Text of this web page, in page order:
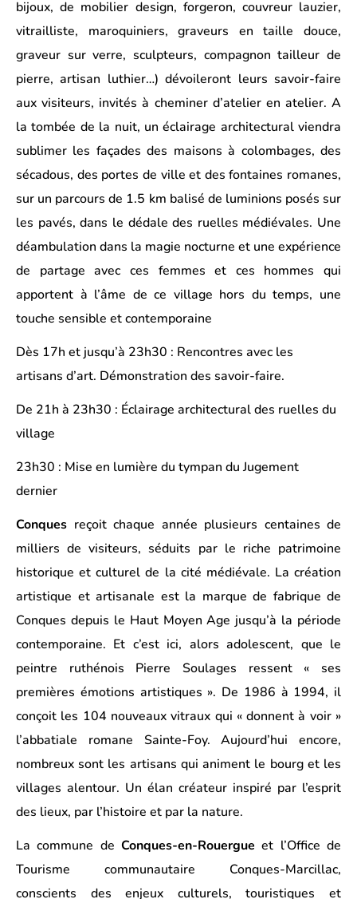
bijoux, de mobilier design, forgeron, couvreur lauzier,
vitrailliste, maroquiniers, graveurs en taille douce,
graveur sur verre, sculpteurs, compagnon tailleur de
pierre, artisan luthier…) dévoileront leurs savoir-faire
aux visiteurs, invités à cheminer d’atelier en atelier. A
la tombée de la nuit, un éclairage architectural viendra
sublimer les façades des maisons à colombages, des
sécadous, des portes de ville et des fontaines romanes,
sur un parcours de 1.5 km balisé de luminions posés sur
les pavés, dans le dédale des ruelles médiévales. Une
déambulation dans la magie nocturne et une expérience
de partage avec ces femmes et ces hommes qui
apportent à l’âme de ce village hors du temps, une
touche sensible et contemporaine
Dès 17h et jusqu’à 23h30 : Rencontres avec les
artisans d’art. Démonstration des savoir-faire.
De 21h à 23h30 : Éclairage architectural des ruelles du
village
23h30 : Mise en lumière du tympan du Jugement
dernier
Conques reçoit chaque année plusieurs centaines de
milliers de visiteurs, séduits par le riche patrimoine
historique et culturel de la cité médiévale. La création
artistique et artisanale est la marque de fabrique de
Conques depuis le Haut Moyen Age jusqu’à la période
contemporaine. Et c’est ici, alors adolescent, que le
peintre ruthénois Pierre Soulages ressent « ses
premières émotions artistiques ». De 1986 à 1994, il
conçoit les 104 nouveaux vitraux qui « donnent à voir »
l’abbatiale romane Sainte-Foy. Aujourd’hui encore,
nombreux sont les artisans qui animent le bourg et les
villages alentour. Un élan créateur inspiré par l’esprit
des lieux, par l’histoire et par la nature.
La commune de Conques-en-Rouergue et l’Office de
Tourisme communautaire Conques-Marcillac,
conscients des enjeux culturels, touristiques et